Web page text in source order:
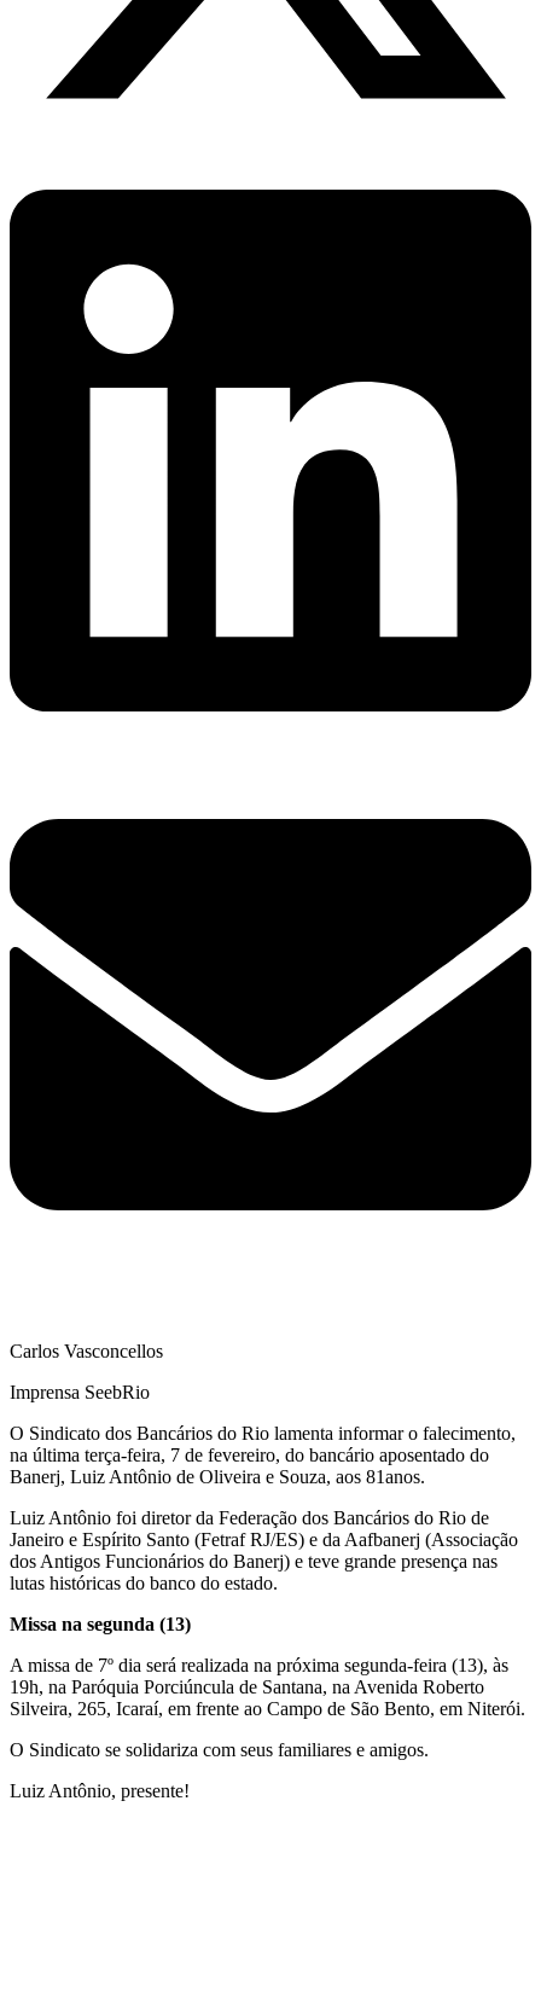
Carlos Vasconcellos
Imprensa SeebRio
O Sindicato dos Bancários do Rio lamenta informar o falecimento,
na última terça-feira, 7 de fevereiro, do bancário aposentado do
Banerj, Luiz Antônio de Oliveira e Souza, aos 81anos.
Luiz Antônio foi diretor da Federação dos Bancários do Rio de
Janeiro e Espírito Santo (Fetraf RJ/ES) e da Aafbanerj (Associação
dos Antigos Funcionários do Banerj) e teve grande presença nas
lutas históricas do banco do estado.
Missa na segunda (13)
A missa de 7º dia será realizada na próxima segunda-feira (13), às
19h, na Paróquia Porciúncula de Santana, na Avenida Roberto
Silveira, 265, Icaraí, em frente ao Campo de São Bento, em Niterói.
O Sindicato se solidariza com seus familiares e amigos.
Luiz Antônio, presente!